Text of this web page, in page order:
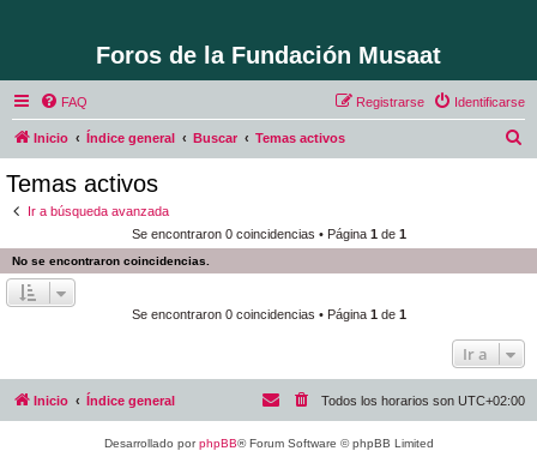
Foros de la Fundación Musaat
FAQ Identificarse
Registrarse
Inicio Índice general Buscar Temas activos
a
Temas activos
Ir a búsqueda avanzada
Se encontraron 0 coincidencias • Página 1 de 1
No se encontraron coincidencias.
Se encontraron 0 coincidencias • Página 1 de 1
Ir a
Inicio Índice general Todos los horarios son UTC+02:00
Desarrollado porphpBB® Forum Software © phpBB Limited